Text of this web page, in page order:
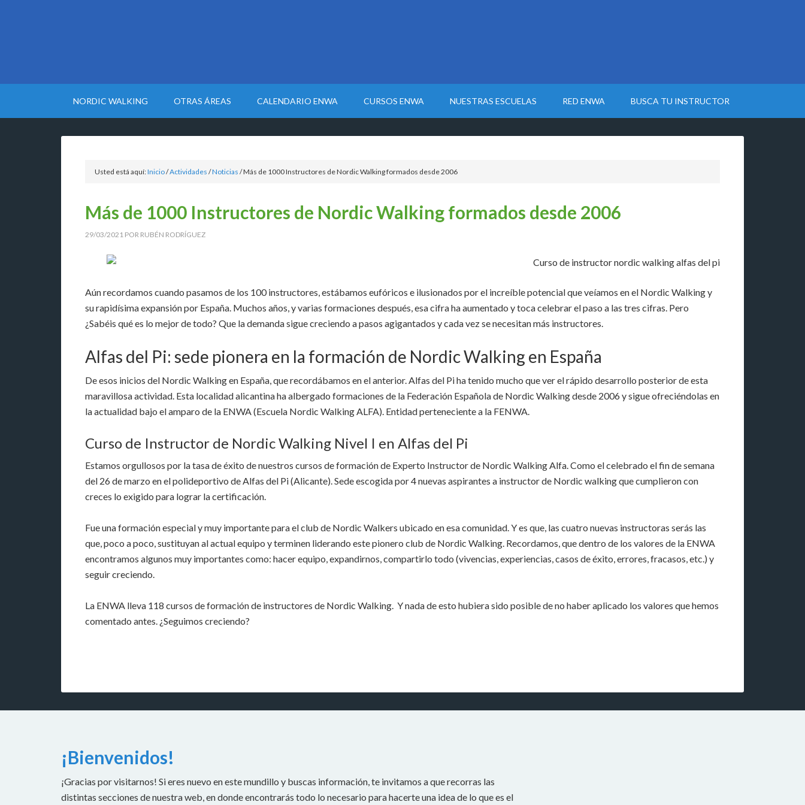
NORDIC WALKING OTRAS ÁREAS CALENDARIO ENWA CURSOS ENWA NUESTRAS ESCUELAS RED ENWA BUSCA TU INSTRUCTOR
Usted está aquí:Inicio/Actividades /Noticias /Más de 1000 Instructores de Nordic Walking formados desde 2006
Más de 1000 Instructores de Nordic Walking formados desde 2006
29/03/2021 POR RUBÉN RODRÍGUEZ
Aún recordamos cuando pasamos de los 100 instructores, estábamos eufóricos e ilusionados por el increíble potencial que veíamos en el Nordic Walking y
su rapidísima expansión por España. Muchos años, y varias formaciones después, esa cifra ha aumentado y toca celebrar el paso a las tres cifras. Pero
¿Sabéis qué es lo mejor de todo? Que la demanda sigue creciendo a pasos agigantados y cada vez se necesitan más instructores.
Alfas del Pi: sede pionera en la formación de Nordic Walking en España
De esos inicios del Nordic Walking en España, que recordábamos en el anterior. Alfas del Pi ha tenido mucho que ver el rápido desarrollo posterior de esta
maravillosa actividad. Esta localidad alicantina ha albergado formaciones de la Federación Española de Nordic Walking desde 2006 y sigue ofreciéndolas en
la actualidad bajo el amparo de la ENWA (Escuela Nordic Walking ALFA). Entidad perteneciente a la FENWA.
Curso de Instructor de Nordic Walking Nivel I en Alfas del Pi
Estamos orgullosos por la tasa de éxito de nuestros cursos de formación de Experto Instructor de Nordic Walking Alfa. Como el celebrado el fin de semana
del 26 de marzo en el polideportivo de Alfas del Pi (Alicante). Sede escogida por 4 nuevas aspirantes a instructor de Nordic walking que cumplieron con
creces lo exigido para lograr la certificación.
Fue una formación especial y muy importante para el club de Nordic Walkers ubicado en esa comunidad. Y es que, las cuatro nuevas instructoras serás las
que, poco a poco, sustituyan al actual equipo y terminen liderando este pionero club de Nordic Walking. Recordamos, que dentro de los valores de la ENWA
encontramos algunos muy importantes como: hacer equipo, expandirnos, compartirlo todo (vivencias, experiencias, casos de éxito, errores, fracasos, etc.) y
seguir creciendo.
La ENWA lleva 118 cursos de formación de instructores de Nordic Walking. Y nada de esto hubiera sido posible de no haber aplicado los valores que hemos
comentado antes. ¿Seguimos creciendo?
¡Bienvenidos!
¡Gracias por visitarnos! Si eres nuevo en este mundillo y buscas información, te invitamos a que recorras las
distintas secciones de nuestra web, en donde encontrarás todo lo necesario para hacerte una idea de lo que es el